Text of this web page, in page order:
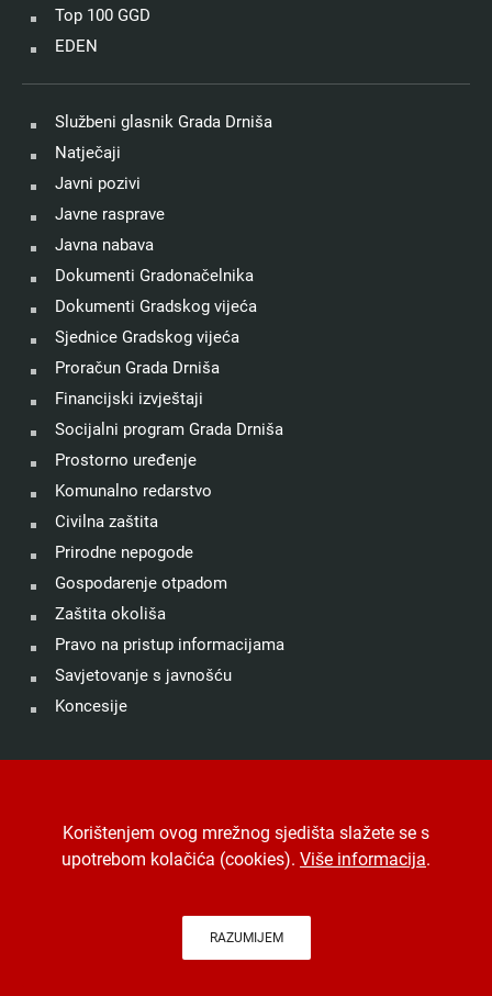
Top 100 GGD
EDEN
Službeni glasnik Grada Drniša
Natječaji
Javni pozivi
Javne rasprave
Javna nabava
Dokumenti Gradonačelnika
Dokumenti Gradskog vijeća
Sjednice Gradskog vijeća
Proračun Grada Drniša
Financijski izvještaji
Socijalni program Grada Drniša
Prostorno uređenje
Komunalno redarstvo
Civilna zaštita
Prirodne nepogode
Gospodarenje otpadom
Zaštita okoliša
Pravo na pristup informacijama
Savjetovanje s javnošću
Koncesije
Digitalna pristupačnost.Jedinstveni digitalni pristupnik
Izrada, hosting i održavanjeDesk.hr.
Na vrh
Korištenjem ovog mrežnog sjedišta slažete se s
upotrebom kolačića (cookies). Više informacija.
RAZUMIJEM